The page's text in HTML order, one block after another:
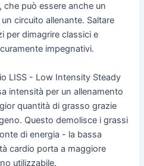
può essere anche un
circuito allenante. Saltare
per dimagrire classici e
impegnativi.
LISS - Low Intensity Steady
intensità per un allenamento
quantità di grasso grazie
Questo demolisce i grassi
di energia - la bassa
cardio porta a maggiore
utilizzabile.